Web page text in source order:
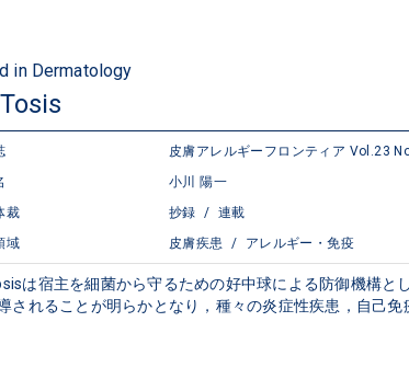
in Dermatology
皮膚アレルギーフロンティア Vol.23
小川 陽一
裁
抄録 / 連載
域
皮膚疾患 / アレルギー・免疫
は宿主を細菌から守るための好中球による防御機構
されることが明らかとなり，種々の炎症性疾患，自己